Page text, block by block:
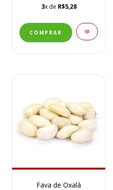
3x de R$5,28
Fava de Oxalá